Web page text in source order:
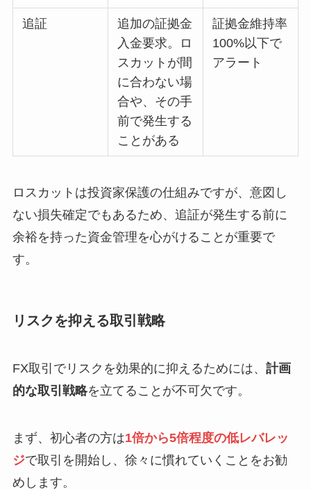
追証
追加の証拠金
入金要求。ロ
スカットが間
に合わない場
合や、その手
前で発生する
ことがある
証拠金維持率
100%以下で
アラート
ロスカットは投資家保護の仕組みですが、意図し
ない損失確定でもあるため、追証が発生する前に
余裕を持った資金管理を心がけることが重要で
す。
リスクを抑える取引戦略
FX取引でリスクを効果的に抑えるためには、 計画
的な取引戦略を立てることが不可欠です。
まず、初心者の方は1倍から5倍程度の低レバレッ
ジで取引を開始し、徐々に慣れていくことをお勧
めします。